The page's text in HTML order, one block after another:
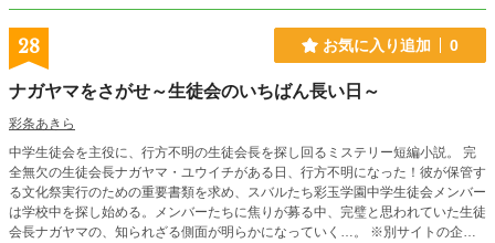
28 お気に入り追加 0
ナガヤマをさがせ～生徒会のいちばん長い日～
彩条あきら
中学生徒会を主役に、行方不明の生徒会長を探し回るミステリー短編小説。 完
全無欠の生徒会長ナガヤマ・ユウイチがある日、行方不明になった！彼が保管す
る文化祭実行のための重要書類を求め、スバルたち彩玉学園中学生徒会メンバー
は学校中を探し始める。メンバーたちに焦りが募る中、完璧と思われていた生徒
会長ナガヤマの、知られざる側面が明らかになっていく…。 ※別サイトの企画